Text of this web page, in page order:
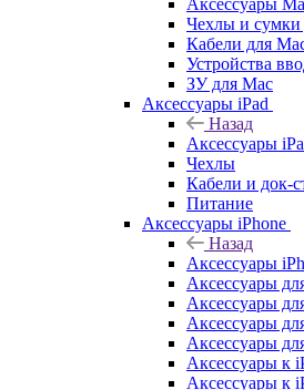
Аксессуары
Чехлы и сумки
Кабели для
Устройства
ЗУ для Mac
Аксессуары iPad
Назад
Аксессуары
Чехлы
Кабели и док-
Питание
Аксессуары iPhone
Назад
Аксессуары
Аксессуары
Аксессуары
Аксессуары
Аксессуары
Аксессуары к
Аксессуары к